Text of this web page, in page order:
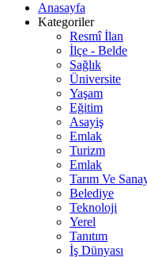
Anasayfa
Kategoriler
Resmî İlan
İlçe - Belde
Sağlık
Üniversite
Yaşam
Eğitim
Asayiş
Emlak
Turizm
Emlak
Tarım Ve
Belediye
Teknoloji
Yerel
Tanıtım
İş Dünyası